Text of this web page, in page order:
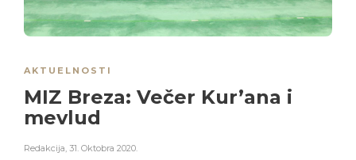
AKTUELNOSTI
MIZ Breza: Večer Kur’ana i
mevlud
Redakcija 31. Oktobra 2020.